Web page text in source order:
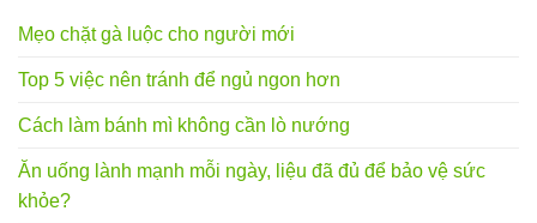
Mẹo chặt gà luộc cho người mới
Top 5 việc nên tránh để ngủ ngon hơn
Cách làm bánh mì không cần lò nướng
Ăn uống lành mạnh mỗi ngày, liệu đã đủ để bảo vệ sức
khỏe?